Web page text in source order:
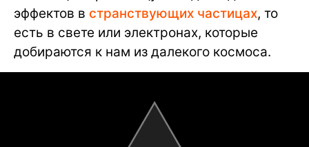
эффектов в странствующих частицах, то
есть в свете или электронах, которые
добираются к нам из далекого космоса.